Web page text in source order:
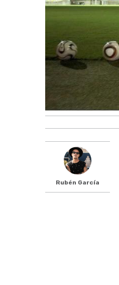
Rubén García